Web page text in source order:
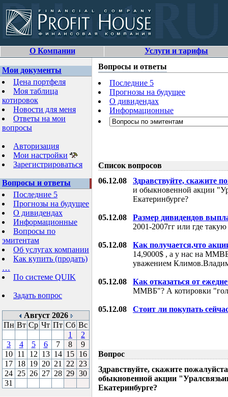
О Компании Услуги и тарифы
Мои документы
Цена портфеля
Моя таблица
котировок
Новости для меня
Ответы на мои
вопросы
Авторизация
Мои настройки
Зарегистрироваться
Вопросы и ответы
Последние 5
Прогнозы на будущее
О дивидендах
Информационные
Вопросы по
эмитентам
Об услугах компании
Как купить (продать)
…
По системе QUIK
Задать вопрос
Август 2026
Пн Вт Ср Чт Пт Сб Вс
1
2
3
4 5 6 7 8
9
10 11 12 13 14 15 16
17 18 19 20 21 22
23
24 25 26 27 28 29 30
31
Вопросы и ответы
Последние 5
Прогнозы на будущее
О дивидендах
Информационные
Список вопросов
06.12.08 Здравствуйте, скажите
и обыкновенной акции
Екатеринбурге?
05.12.08
Размер дивидендов
2001-2007гг или где
05.12.08
Как получается,что
14,9000$ , а у нас на
уважением
05.12.08
Как отказаться от
ММВБ"? А котировки
05.12.08 Стоит ли покупать
Вопрос
Здравствуйте, скажите
обыкновенной акции
Екатеринбурге?